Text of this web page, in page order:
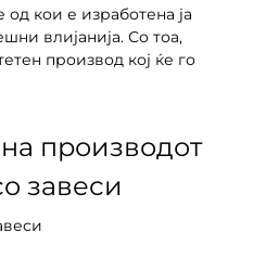
од кои е изработена ја
влијанија. Со тоа,
производ кој ќе го
производот
завеси